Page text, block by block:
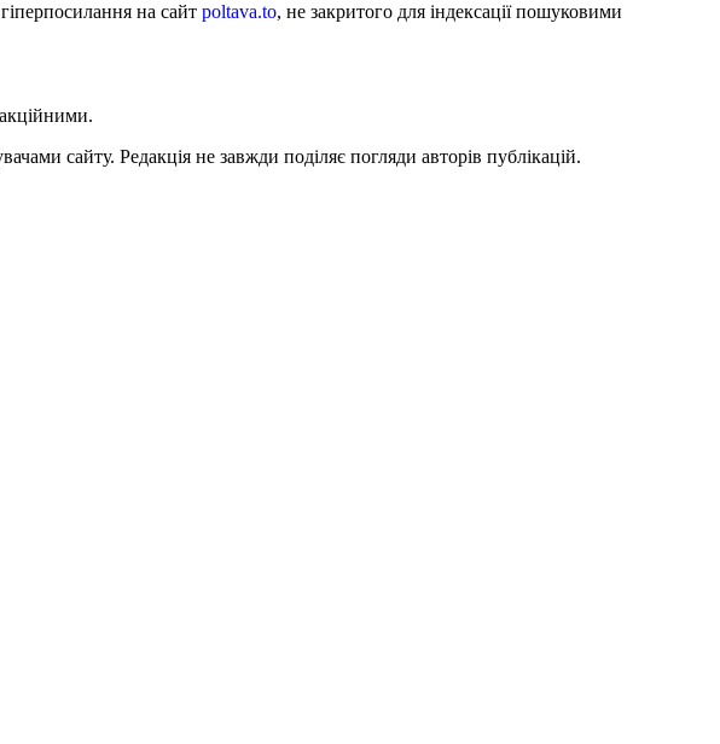
на сайт poltava.to, не закритого для індексації пошуковими
сайту. Редакція не завжди поділяє погляди авторів публікацій.